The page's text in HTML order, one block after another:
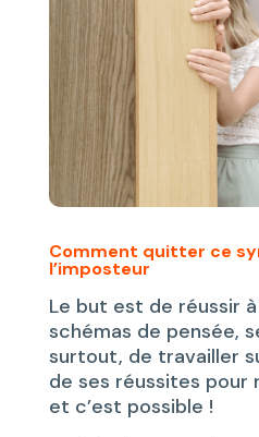
Comment quitter ce
l’imposteur
Le but est de réussir
schémas de pensée,
surtout, de travailler
de ses réussites pour
et c’est possible !